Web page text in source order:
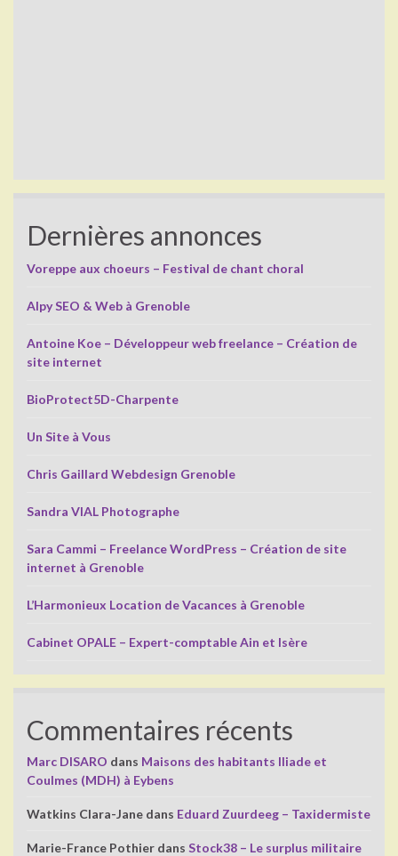
Dernières annonces
Voreppe aux choeurs – Festival de chant choral
Alpy SEO & Web à Grenoble
Antoine Koe – Développeur web freelance – Création de
site internet
BioProtect5D-Charpente
Un Site à Vous
Chris Gaillard Webdesign Grenoble
Sandra VIAL Photographe
Sara Cammi – Freelance WordPress – Création de site
internet à Grenoble
L’Harmonieux Location de Vacances à Grenoble
Cabinet OPALE – Expert-comptable Ain et Isère
Commentaires récents
Marc DISARO dans Maisons des habitants Iliade et
Coulmes (MDH) à Eybens
Watkins Clara-Jane dans Eduard Zuurdeeg – Taxidermiste
Marie-France Pothier dans Stock38 – Le surplus militaire